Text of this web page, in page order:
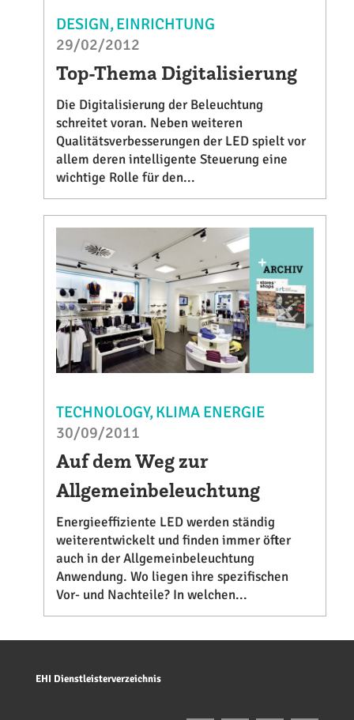
DESIGN EINRICHTUNG
29/02/2012
Top-Thema Digitalisierung
Die Digitalisierung der Beleuchtung
schreitet voran. Neben weiteren
Qualitätsverbesserungen der LED spielt vor
allem deren intelligente Steuerung eine
wichtige Rolle für den...
TECHNOLOGY KLIMA ENERGIE
30/09/2011
Auf dem Weg zur
Allgemeinbeleuchtung
Energieeffiziente LED werden ständig
weiterentwickelt und finden immer öfter
auch in der Allgemeinbeleuchtung
Anwendung. Wo liegen ihre spezifischen
Vor- und Nachteile? In welchen...
EHI Dienstleisterverzeichnis